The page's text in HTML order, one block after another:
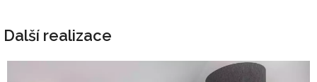
Další realizace